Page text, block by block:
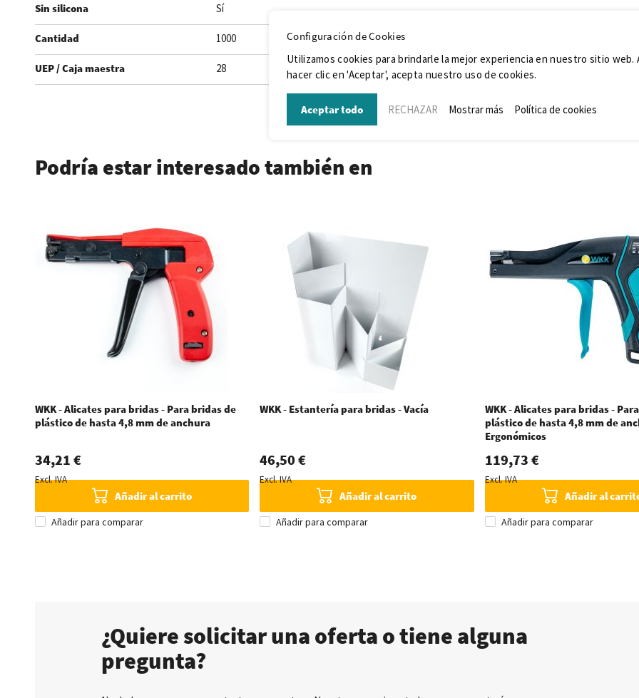
Sin silicona Sí
Cantidad 1000
UEP / Caja maestra 28
Podría estar interesado también en
WKK - Alicates para bridas - Para bridas de
plástico de hasta 4,8 mm de anchura
34,21 €
Excl. IVA
Añadir al carrito
Añadir para comparar
WKK - Estantería para bridas - Vacía
46,50 €
Excl. IVA
Añadir al carrito
Añadir para comparar
WKK - Alicates para bridas -
plástico de hasta 4,8 mm de
Ergonómicos
119,73 €
Excl. IVA
Añadir al
Añadir para comparar
¿Quiere solicitar una oferta o tiene alguna
pregunta?
Configuración de Cookies
Utilizamos cookies para brindarle la mejor experiencia en nuestro sitio web.
hacer clic en 'Aceptar', acepta nuestro uso de cookies.
Aceptar todo RECHAZAR Mostrar más Política de cookies